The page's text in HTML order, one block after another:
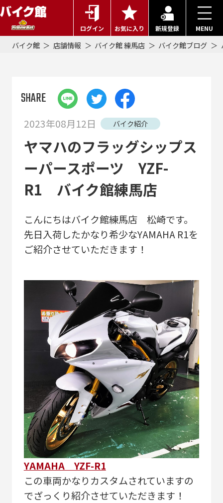
ログイン お気に入り 新規登録 MENU
バイク館 店舗情報 バイク館 練馬店 バイク館ブログ
SHARE
2023年08月12日 バイク紹介
ヤマハのフラッグシップス
ーパースポーツ YZF-
R1 バイク館練馬店
こんにちはバイク館練馬店 松崎です。
先日入荷したかなり希少なYAMAHA R1を
ご紹介させていただきます！
YAMAHA YZF-R1
この車両かなりカスタムされていますの
でざっくり紹介させていただきます！